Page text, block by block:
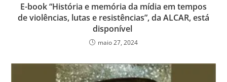
E-book “História e memória da mídia em tempos
de violências, lutas e resistências”, da ALCAR, está
disponível
maio 27, 2024